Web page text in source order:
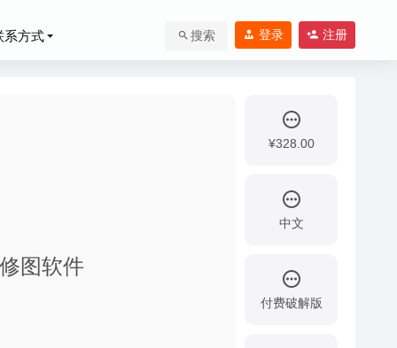
方式 搜索 登录 注册
图软件
¥328.00
中文
付费破解版